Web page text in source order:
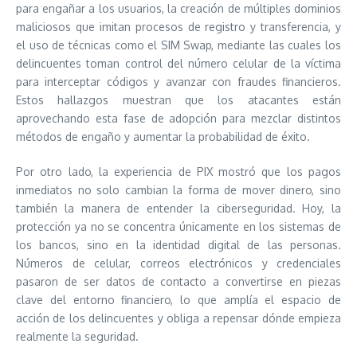
para engañar a los usuarios, la creación de múltiples dominios
maliciosos que imitan procesos de registro y transferencia, y
el uso de técnicas como el SIM Swap, mediante las cuales los
delincuentes toman control del número celular de la víctima
para interceptar códigos y avanzar con fraudes financieros.
Estos hallazgos muestran que los atacantes están
aprovechando esta fase de adopción para mezclar distintos
métodos de engaño y aumentar la probabilidad de éxito.
Por otro lado, la experiencia de PIX mostró que los pagos
inmediatos no solo cambian la forma de mover dinero, sino
también la manera de entender la ciberseguridad. Hoy, la
protección ya no se concentra únicamente en los sistemas de
los bancos, sino en la identidad digital de las personas.
Números de celular, correos electrónicos y credenciales
pasaron de ser datos de contacto a convertirse en piezas
clave del entorno financiero, lo que amplía el espacio de
acción de los delincuentes y obliga a repensar dónde empieza
realmente la seguridad.